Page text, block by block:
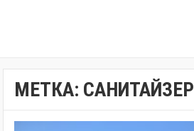
МЕТКА: САНИТАЙЗЕР